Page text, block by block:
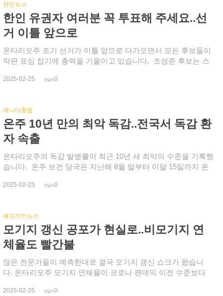
산 내역을 투명하게 공시하고, 수익금과 잔여 물품은 협회 운영
에 공적으로 활용하며, 전임 회장과 원로들의 노고에 감사와 위
로의 자리도 마련하겠다고 밝혔습니다. 한카시니어협회 회장 후
보 등록 마감은 오는 3월 3일 오후 4시까지이며, 선거일은 3월 22
일 토요일입니다.
한인뉴스
한인 유권자 여러분 꼭 투표해 주세요..선
거 이틀 앞으로
온타리오주 조기 선거가 이틀 앞으로 다가오면서 모든 후보들이
막판 표심 잡기에 총력을 기울이고 있습니다. 조성준 후보는 스
도 유권자들을 만나 소중한 한 표를 호소했습니다. 앞서 사흘 간
은 5.38%(3천584명), 조성훈 후보의 윌로우데일도 5.13%(4천
325명)으로 주평균을 밑돌았습니다. 한인 후보들은 한인 커뮤니
티의 소중한 한 표가 지역 사회를 변화시킬 수 있다며 이번 선거
에 꼭 참여해 줄 것을 부탁했습니다. 조성훈 후보 측은 특별히 투
표소로 가기 위한 지원 서비스를 진행하고 있다며, 차량이 필요
한 한인은 언제든 연락해 줄 것을 요청했습니다. (자막) 조성훈
일 모레(27일) 투표소에 갈 때 유권자 정보 카드와 이름이 있는
은 꾸준히 증가하는데 반해 투표율은 매우 낮은 수준에 그치고
있습니다. 한인 사회의 목소리를 내고 정치적인 영향력을 키우기
위해 더 많은 한인 유권자들이 선거에 관심을 갖고 투표에 적극
참여해야 한다고 두 후보들은 강조합니다. 한편, 오는 목요일(27
일) 투표 시간은 아침 9시부터 밤 9시까지입니다.
2025-02-25 댓글수0
캐나다종합
온주 10년 만의 최악 독감..전국서 독감 환
자 속출
온타리오주의 독감 발병률이 최근 10년 새 최악의 수준을 기록했
습니다. 온주 보건 당국은 지난해 8월 말부터 이달 15일까지 온
환자만 2천600여 명이라고 발표했습니다. 또 700명 넘는 환자
퍼져있습니다. 1월 세째 주 독감 발병률이 최고치를 찍은 토론토
에선 올 겨울 4천600명 넘는 환자가 발생했습니다. 전국적으로도
독감 환자가 급증하면서 최근의 양성률은 27%에 달했습니
다. (올해 캐나다를 덮친 독감은 H1N1과 H3N2 이며, B형 독감은
7%에 불과합니다. )전문가에 따르면 보통 매년 인구의 5~15%가
독감에 걸립니다. 전문가들은 독감은 매우 위험한 질병이라고 지
로 숨지면서 독감이 전국 사망 원인 10위 안에 들고 있습니다. 주
2025-02-25 댓글수0
헤드라인뉴스
모기지 갱신 공포가 현실로..비모기지 연
체율도 빨간불
많은 전문가들이 예측한대로 결국 모기지 갱신 쇼크가 왔습니
다. 온타리오주 모기지 연체율이 코로나 팬데믹 이전 수준보다
내지 못한 사례가 1만1천여 건 넘으면서 2022년보다 3배 더 늘었
2025-02-25 댓글수0